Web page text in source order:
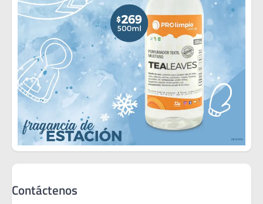
Contáctenos